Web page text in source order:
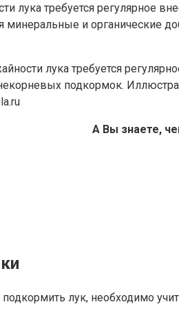
лука требуется регулярное
минеральные и органические
лука требуется
подкормок.
А Вы знаете,
лук, необходимо